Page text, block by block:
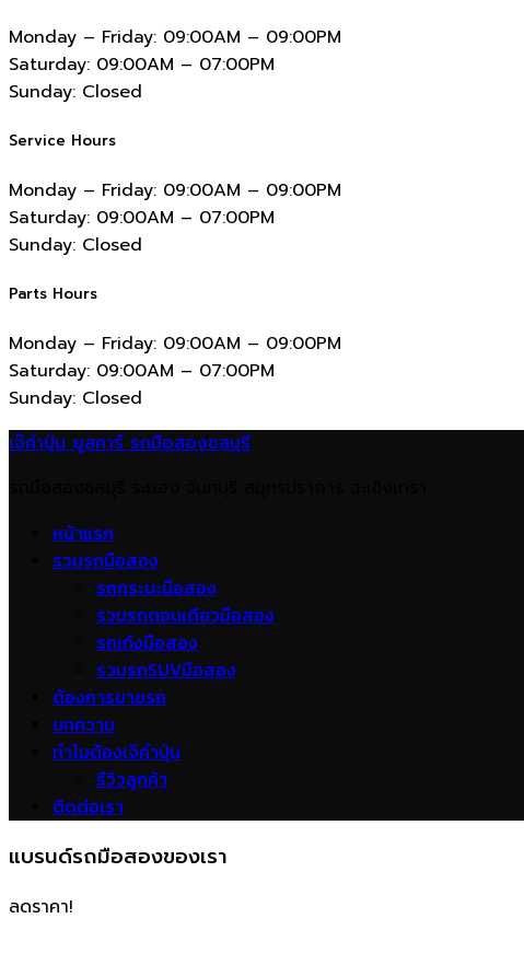
Monday – Friday: 09:00AM – 09:00PM
Saturday: 09:00AM – 07:00PM
Sunday: Closed
Service Hours
Monday – Friday: 09:00AM – 09:00PM
Saturday: 09:00AM – 07:00PM
Sunday: Closed
Parts Hours
Monday – Friday: 09:00AM – 09:00PM
Saturday: 09:00AM – 07:00PM
Sunday: Closed
เจ๊คำปุ่น ยูสคาร์ รถมือสองชลบุรี
หน้าแรก
รวมรถมือสอง
รถกระบะมือสอง
รวมรถตอนเดียวมือสอง
รถเก๋งมือสอง
รวมรถSUVมือสอง
ต้องการขายรถ
บทความ
ทำไมต้องเจ๊คำปุ่น
รีวิวลูกค้า
ติดต่อเรา
แบรนด์รถมือสองของเรา
ลดราคา!